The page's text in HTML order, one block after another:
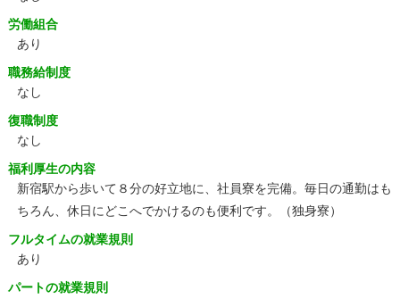
労働組合
あり
職務給制度
なし
復職制度
なし
福利厚生の内容
新宿駅から歩いて８分の好立地に、社員寮を完備。毎日の通勤はも
ちろん、休日にどこへでかけるのも便利です。（独身寮）
フルタイムの就業規則
あり
パートの就業規則